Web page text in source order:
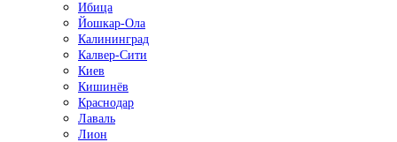
Ибица
Йошкар-Ола
Калининград
Калвер-Сити
Киев
Кишинёв
Краснодар
Лаваль
Лион